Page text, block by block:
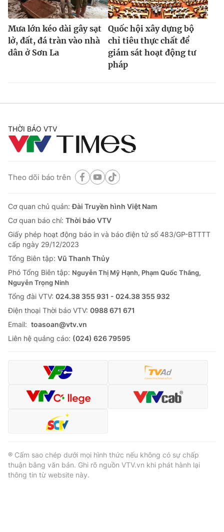
Mưa lớn kéo dài gây sạt
lở, đất, đá tràn vào nhà
dân ở Sơn La
Quốc hội xây dựng bộ
chỉ tiêu thực chất để
giám sát hoạt động tư
pháp
THỜI BÁO VTV
Theo dõi báo trên
Cơ quan chủ quản:Đài Truyền hình Việt Nam
Cơ quan báo chí: Thời báo VTV
Giấy phép hoạt động báo in và báo điện tử số 483/GP-BTTTT
cấp ngày 29/12/2023
Tổng Biên tập: Vũ Thanh Thủy
Phó Tổng Biên tập: Nguyễn Thị Mỹ Hạnh, Phạm Quốc Thắng,
Nguyễn Trọng Ninh
Tổng đài VTV: 024.38 355 931 - 024.38 355 932
Ðiện thoại Thời báo VTV: 0988 671 671
Email: toasoan@vtv.vn
Liên hệ quảng cáo: (024) 626 79595
® Cấm sao chép dưới mọi hình thức nếu không có sự chấp
thuận bằng văn bản. Ghi rõ nguồn VTV.vn khi phát hành lại
thông tin từ website này.